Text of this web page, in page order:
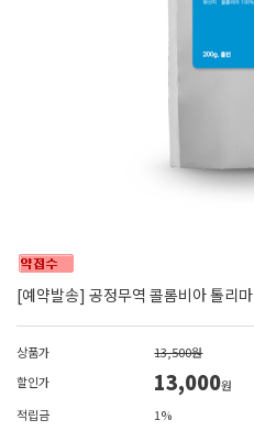
[예약발송] 공정무역 콜롬비아 톨리
상품가
13,500원
할인가
13,000원
적립금
1%